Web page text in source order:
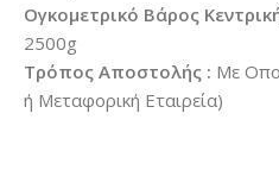
Ογκομετρικό Βάρος
2500g
Τρόπος Αποστολής : Με
ή Μεταφορική Εταιρεία)